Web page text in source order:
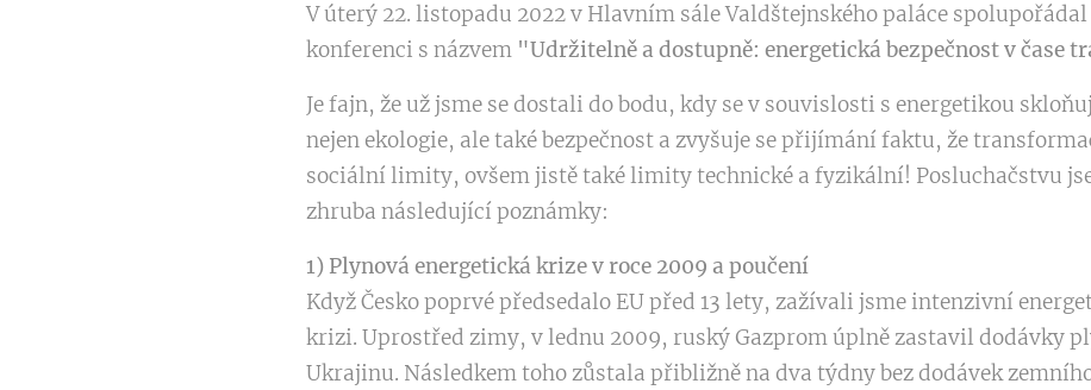
V úterý 22. listopadu 2022 v Hlavním sále Valdštejnského paláce
konferenci s názvem "Udržitelně a dostupně: energetická bezpečnost v čase
Je fajn, že už jsme se dostali do bodu, kdy se v souvislosti s energetikou
nejen ekologie, ale také bezpečnost a zvyšuje se přijímání faktu, že
sociální limity, ovšem jistě také limity technické a fyzikální! Posluchačstvu
zhruba následující poznámky:
1) Plynová energetická krize v roce 2009 a poučení
Když Česko poprvé předsedalo EU před 13 lety, zažívali jsme intenzivní
krizi. Uprostřed zimy, v lednu 2009, ruský Gazprom úplně zastavil dodávky
Ukrajinu. Následkem toho zůstala přibližně na dva týdny bez dodávek